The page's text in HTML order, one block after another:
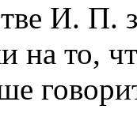
И. П.
на то,